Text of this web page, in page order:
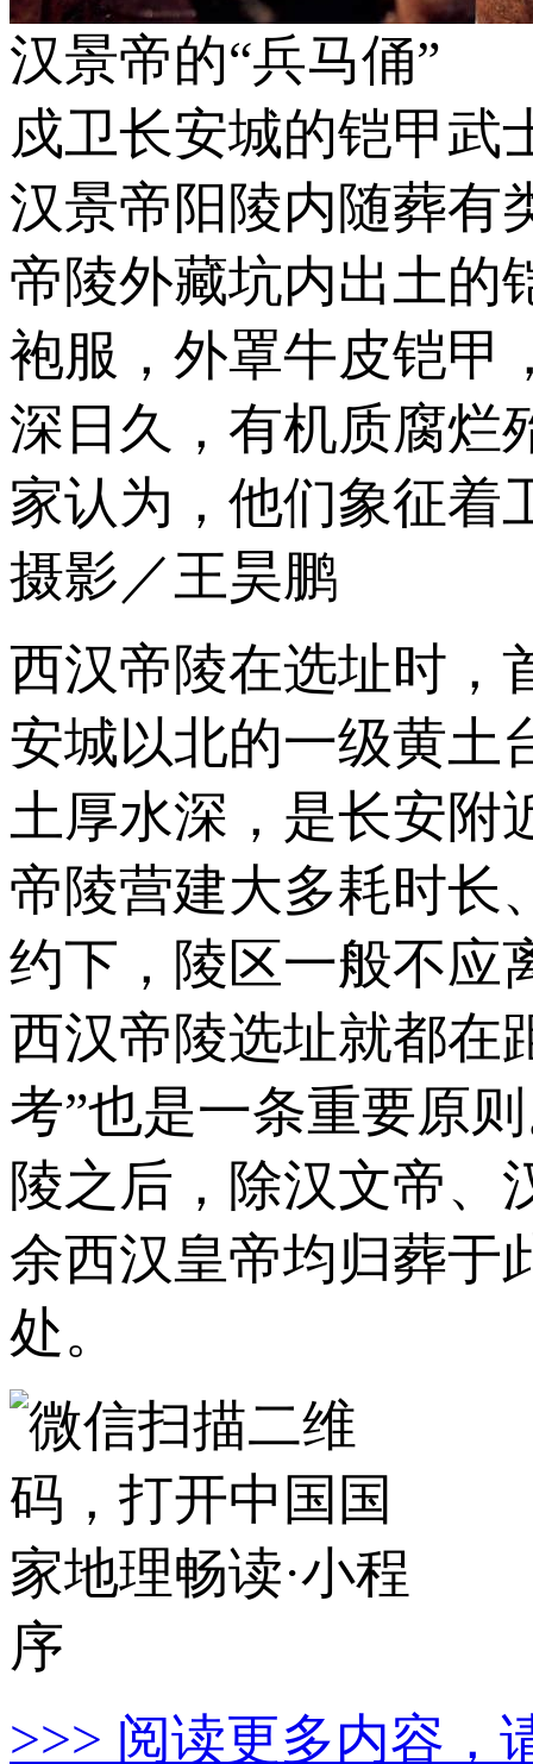
汉景帝的“兵马俑”
戍卫长安城的铠甲武
汉景帝阳陵内随葬有
帝陵外藏坑内出土的
袍服，外罩牛皮铠甲
深日久，有机质腐烂
家认为，他们象征着
摄影／王昊鹏
西汉帝陵在选址时，
安城以北的一级黄土
土厚水深，是长安附
帝陵营建大多耗时长
约下，陵区一般不应
西汉帝陵选址就都在
考”也是一条重要原
陵之后，除汉文帝、
余西汉皇帝均归葬于
处。
>>> 阅读更多内容，